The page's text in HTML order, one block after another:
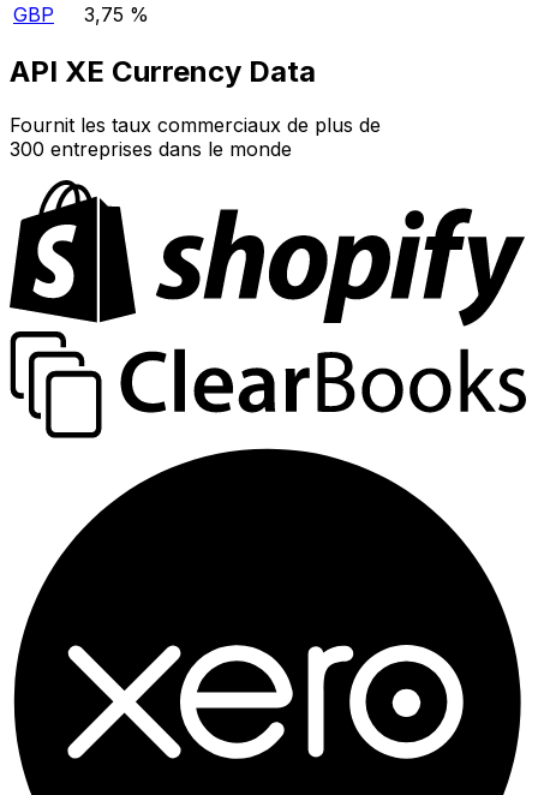
GBP
3,75 %
API XE Currency Data
Fournit les taux commerciaux de plus de
300 entreprises dans le monde